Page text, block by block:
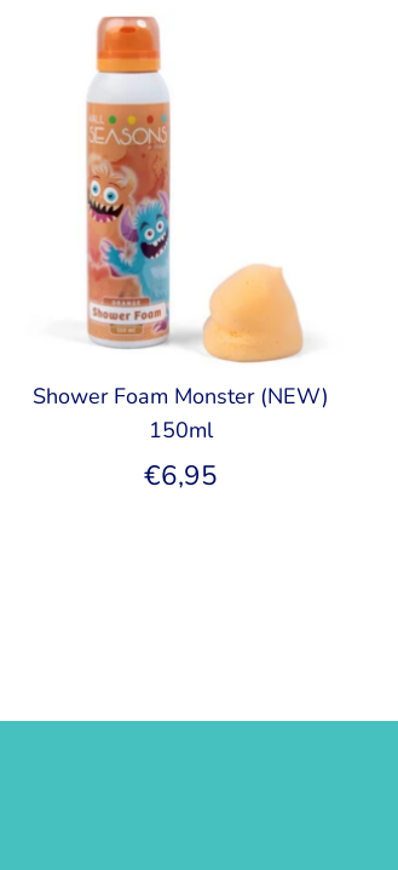
Shower Foam Monster (NEW)
150ml
€6,95